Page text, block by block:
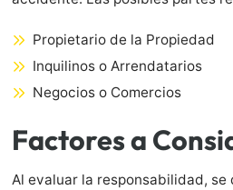
Propietario de la Propiedad
Inquilinos o Arrendatarios
Negocios o Comercios
Factores a
Al evaluar la responsabilidad,